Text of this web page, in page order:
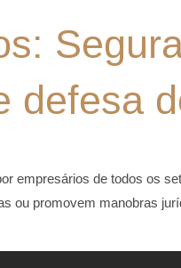
defesa
empresários de todos os
ou promovem manobras